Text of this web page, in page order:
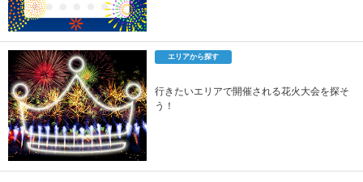
エリアから探す
行きたいエリアで開催される花火大会を探そ
う！